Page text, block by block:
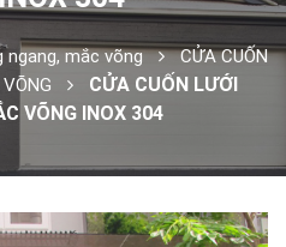
ngang, mắc võng
CỬA CUỐN
CỬA CUỐN LƯỚI
VÕNG INOX 304